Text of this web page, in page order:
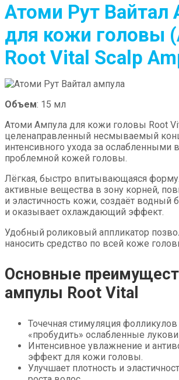
Атоми Рут Вайтал
для кожи головы
Root Vital Scalp
Объем: 15 мл
Атоми Ампула для кожи головы Root
целенаправленный несмываемый
интенсивного ухода за ослабленными
проблемной кожей головы.
Лёгкая, быстро впитывающаяся
активные вещества в зону корней,
и эластичность кожи, создаёт водный
и оказывает охлаждающий эффект.
Удобный роликовый аппликатор
наносить средство по всей коже
Основные
ампулы Root Vital
Точечная стимуляция
«пробудить» ослабленные
Интенсивное увлажнение и
эффект для кожи головы.
Улучшает плотность и